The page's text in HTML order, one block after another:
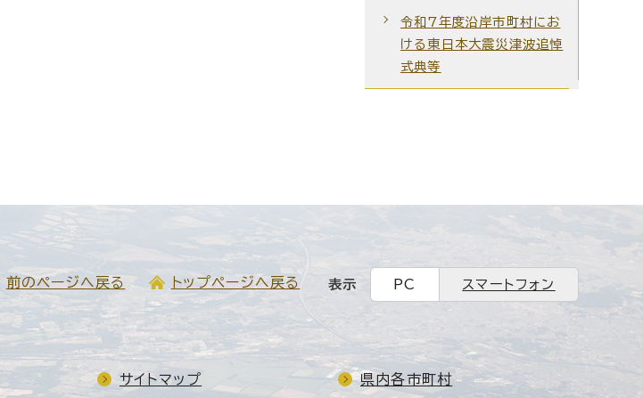
令和7年度沿岸市町村にお
ける東日本大震災津波追悼
式典等
前のページへ戻る トップページへ戻る 表示 PC スマートフォン
サイトマップ 県内各市町村